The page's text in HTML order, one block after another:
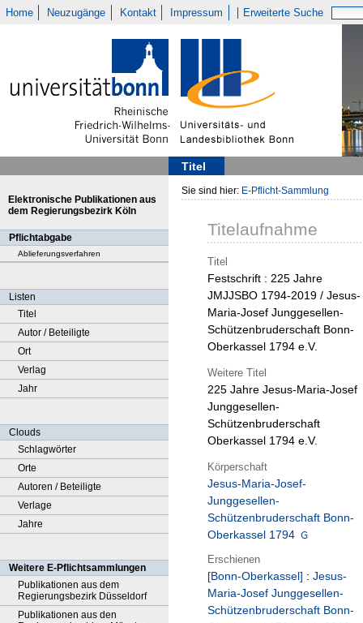
Home Neuzugänge Kontakt Impressum Erweiterte Suche
Titel
Elektronische Publikationen aus
dem Regierungsbezirk Köln
Pflichtabgabe
Ablieferungsverfahren
Listen
Titel
Autor / Beteiligte
Ort
Verlag
Jahr
Clouds
Schlagwörter
Orte
Autoren / Beteiligte
Verlage
Jahre
Weitere E-Pflichtsammlungen
Publikationen aus dem
Regierungsbezirk Düsseldorf
Publikationen aus den
Sie sind hier: E-Pflicht-Sammlung
Titelaufnahme
Titel
Festschrift : 225 Jahre
JMJJSBO 1794-2019 / Jesus-
Maria-Josef Junggesellen-
Schützenbruderschaft Bonn-
Oberkassel 1794 e.V.
Weitere Titel
225 Jahre Jesus-Maria-Josef
Junggesellen-
Schützenbruderschaft
Oberkassel 1794 e.V.
Körperschaft
Jesus-Maria-Josef-
Junggesellen-
Schützenbruderschaft Bonn-
Oberkassel 1794
Erschienen
[Bonn-Oberkassel] : Jesus-
Maria-Josef Junggesellen-
Schützenbruderschaft Bonn-